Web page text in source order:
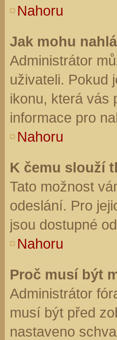
Nahoru
Jak mohu
Administrátor
uživateli. Pokud
ikonu, která vás
informace pro
Nahoru
K čemu slouží
Tato možnost
odeslání. Pro
jsou dostupné
Nahoru
Proč musí být
Administrátor
musí být před
nastaveno